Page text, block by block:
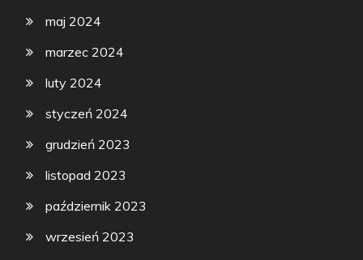
maj 2024
marzec 2024
luty 2024
styczeń 2024
grudzień 2023
listopad 2023
październik 2023
wrzesień 2023